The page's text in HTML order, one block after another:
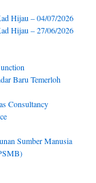
Hijau – 04/07/2026
Hijau – 27/06/2026
Baru Temerloh
Consultancy
Sumber Manusia